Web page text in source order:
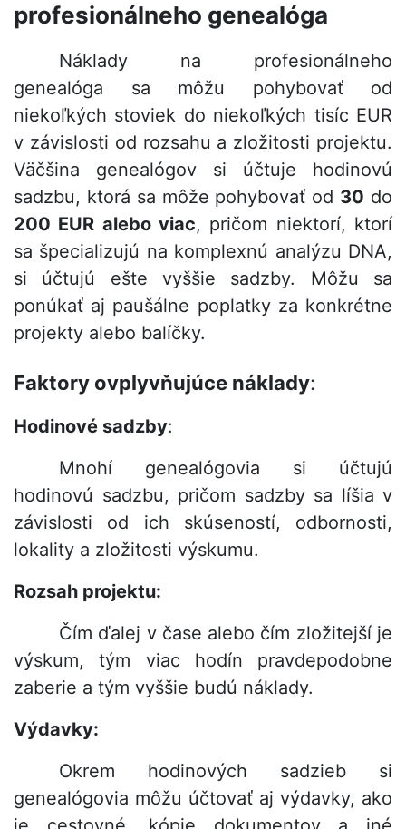
profesionálneho genealóga
Náklady na profesionálneho
genealóga sa môžu pohybovať od
niekoľkých stoviek do niekoľkých tisíc EUR
v závislosti od rozsahu a zložitosti projektu.
Väčšina genealógov si účtuje hodinovú
sadzbu, ktorá sa môže pohybovať od 30 do
200 EUR alebo viac, pričom niektorí, ktorí
sa špecializujú na komplexnú analýzu DNA,
si účtujú ešte vyššie sadzby. Môžu sa
ponúkať aj paušálne poplatky za konkrétne
projekty alebo balíčky.
Faktory ovplyvňujúce náklady:
Hodinové sadzby:
Mnohí genealógovia si účtujú
hodinovú sadzbu, pričom sadzby sa líšia v
závislosti od ich skúseností, odbornosti,
lokality a zložitosti výskumu.
Rozsah projektu:
Čím ďalej v čase alebo čím zložitejší je
výskum, tým viac hodín pravdepodobne
zaberie a tým vyššie budú náklady.
Výdavky:
Okrem hodinových sadzieb si
genealógovia môžu účtovať aj výdavky, ako